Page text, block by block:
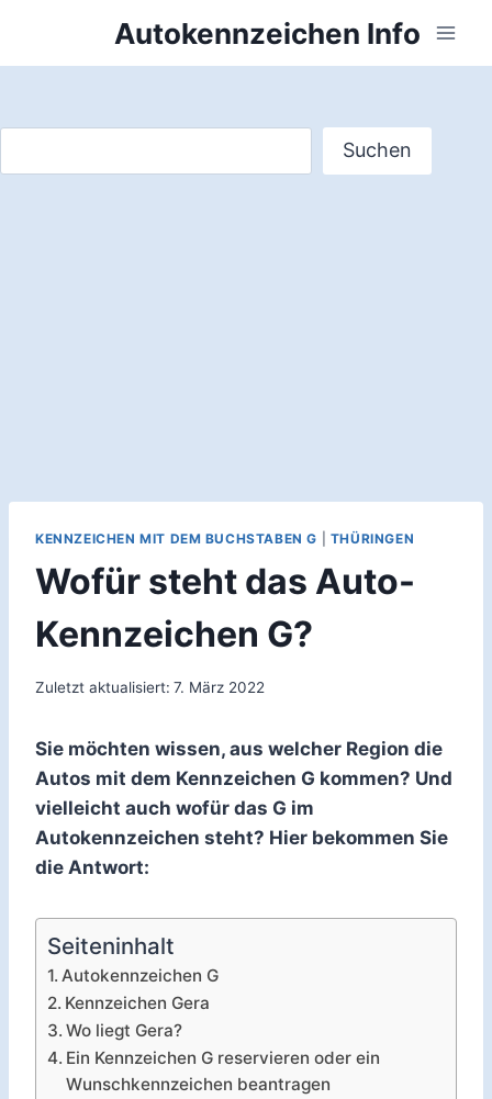
springen
Autokennzeichen Info
Suchen
KENNZEICHEN MIT DEM BUCHSTABEN G THÜRINGEN
Wofür steht das Auto-
Kennzeichen G?
Zuletzt aktualisiert: 7. März 2022
Sie möchten wissen, aus welcher Region die
Autos mit dem Kennzeichen G kommen? Und
vielleicht auch wofür das G im
Autokennzeichen steht? Hier bekommen Sie
die Antwort:
Seiteninhalt
Autokennzeichen G
Kennzeichen Gera
Wo liegt Gera?
Ein Kennzeichen G reservieren oder ein
Wunschkennzeichen beantragen